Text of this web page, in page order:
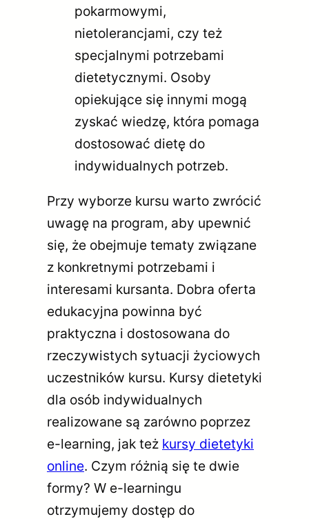
pokarmowymi,
nietolerancjami, czy też
specjalnymi potrzebami
dietetycznymi. Osoby
opiekujące się innymi mogą
zyskać wiedzę, która pomaga
dostosować dietę do
indywidualnych potrzeb.
Przy wyborze kursu warto zwrócić
uwagę na program, aby upewnić
się, że obejmuje tematy związane
z konkretnymi potrzebami i
interesami kursanta. Dobra oferta
edukacyjna powinna być
praktyczna i dostosowana do
rzeczywistych sytuacji życiowych
uczestników kursu. Kursy dietetyki
dla osób indywidualnych
realizowane są zarówno poprzez
e-learning, jak też kursy dietetyki
online. Czym różnią się te dwie
formy? W e-learningu
otrzymujemy dostęp do